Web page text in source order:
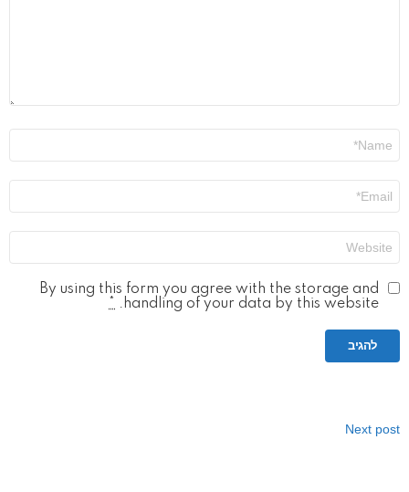
By using this form you agree with the storage and
handling of your data by this website.
*
Next post